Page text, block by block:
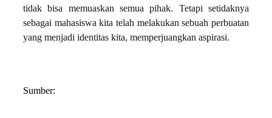
tidak bisa memuaskan semua pihak. Tetapi setidaknya
sebagai mahasiswa kita telah melakukan sebuah perbuatan
yang menjadi identitas kita, memperjuangkan aspirasi.
Sumber: